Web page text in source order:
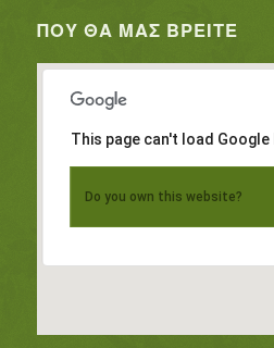
ΠΟΥ ΘΑ ΜΑΣ ΒΡΕΊΤΕ
This page can't load
Do you own this website?